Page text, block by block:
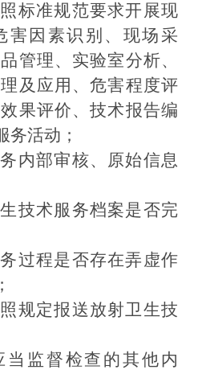
照标准规范要求开展现
害因素识别、现场采
管理、实验室分析、
及应用、危害程度评
果评价、技术报告编
务活动；
务内部审核、原始信息
生技术服务档案是否完
务过程是否存在弄虚作
照规定报送放射卫生技
当监督检查的其他内